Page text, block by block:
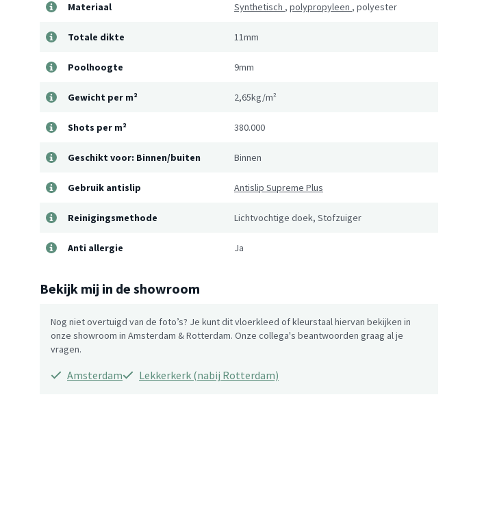
Materiaal Synthetisch , polypropyleen , polyester
Totale dikte 11mm
Poolhoogte 9mm
Gewicht per m² 2,65kg/m²
Shots per m² 380.000
Geschikt voor: Binnen/buiten Binnen
Gebruik antislip Antislip Supreme Plus
Reinigingsmethode Lichtvochtige doek, Stofzuiger
Anti allergie Ja
Bekijk mij in de showroom
Nog niet overtuigd van de foto’s? Je kunt dit vloerkleed of kleurstaal hiervan bekijken in
onze showroom in Amsterdam & Rotterdam. Onze collega's beantwoorden graag al je
vragen.
Amsterdam Lekkerkerk (nabij Rotterdam)